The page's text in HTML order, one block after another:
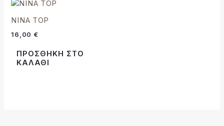
NINA TOP
16,00 €
ΠΡΟΣΘΉΚΗ ΣΤΟ
ΚΑΛΆΘΙ